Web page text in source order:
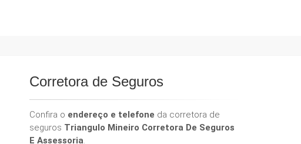
Corretora de Seguros
Confira o endereço e telefone da corretora de
seguros Triangulo Mineiro Corretora De Seguros
E Assessoria.